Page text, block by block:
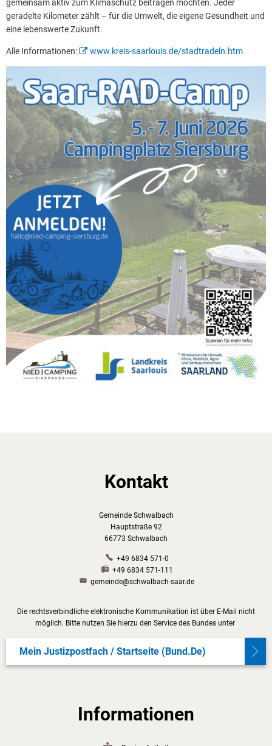
gemeinsam aktiv zum Klimaschutz beitragen möchten. Jeder
geradelte Kilometer zählt – für die Umwelt, die eigene Gesundheit und
eine lebenswerte Zukunft.
Alle Informationen: www.kreis-saarlouis.de/stadtradeln.htm
Kontakt
Gemeinde Schwalbach
Hauptstraße 92
66773 Schwalbach
+49 6834 571-0
+49 6834 571-111
gemeinde@schwalbach-saar.de
Die rechtsverbindliche elektronische Kommunikation ist über E-Mail nicht
möglich. Bitte nutzen Sie hierzu den Service des Bundes unter
Mein Justizpostfach / Startseite (bund.de)
Informationen